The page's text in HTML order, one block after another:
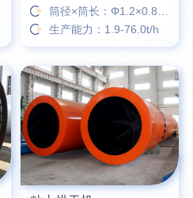
筒径×筒长：Φ1.2×0.8-Φ3.6×28m
生产能力：1.9-76.0t/h